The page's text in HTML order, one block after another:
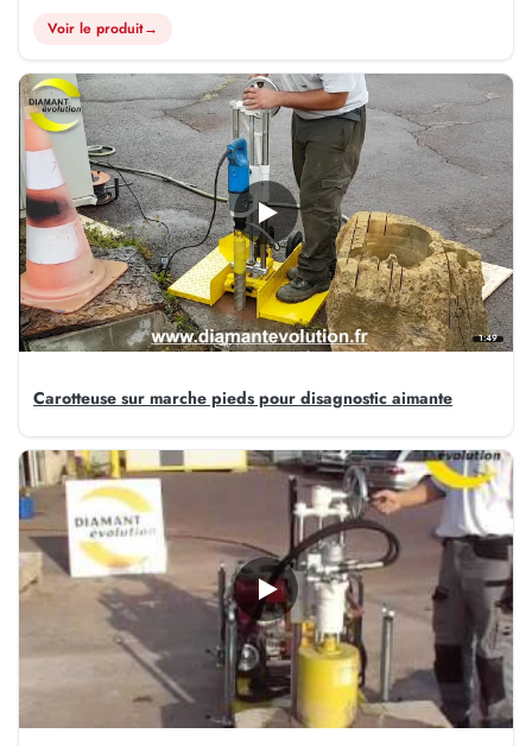
Voir le produit→
1:49
Carotteuse sur marche pieds pour disagnostic aimante